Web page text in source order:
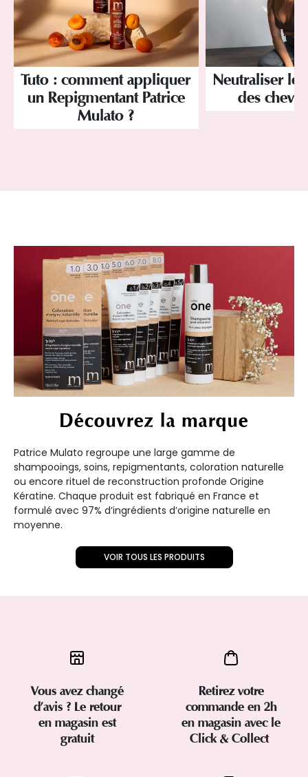
Tuto : comment appliquer
un Repigmentant Patrice
Mulato ?
Neutraliser
des
Découvrez la marque
Patrice Mulato regroupe une large gamme de
shampooings, soins, repigmentants, coloration naturelle
ou encore rituel de reconstruction profonde Origine
Kératine. Chaque produit est fabriqué en France et
formulé avec 97% d’ingrédients d’origine naturelle en
moyenne.
VOIR TOUS LES PRODUITS
Vous avez changé
d’avis ? Le retour
en magasin est
gratuit
Retirez votre
commande en 2h
en magasin avec le
Click & Collect